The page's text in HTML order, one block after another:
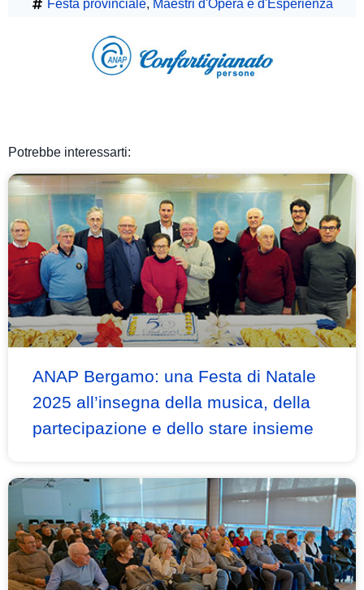
Festa provinciale, Maestri d'Opera e d'Esperienza
Potrebbe interessarti:
ANAP Bergamo: una Festa di Natale
2025 all’insegna della musica, della
partecipazione e dello stare insieme